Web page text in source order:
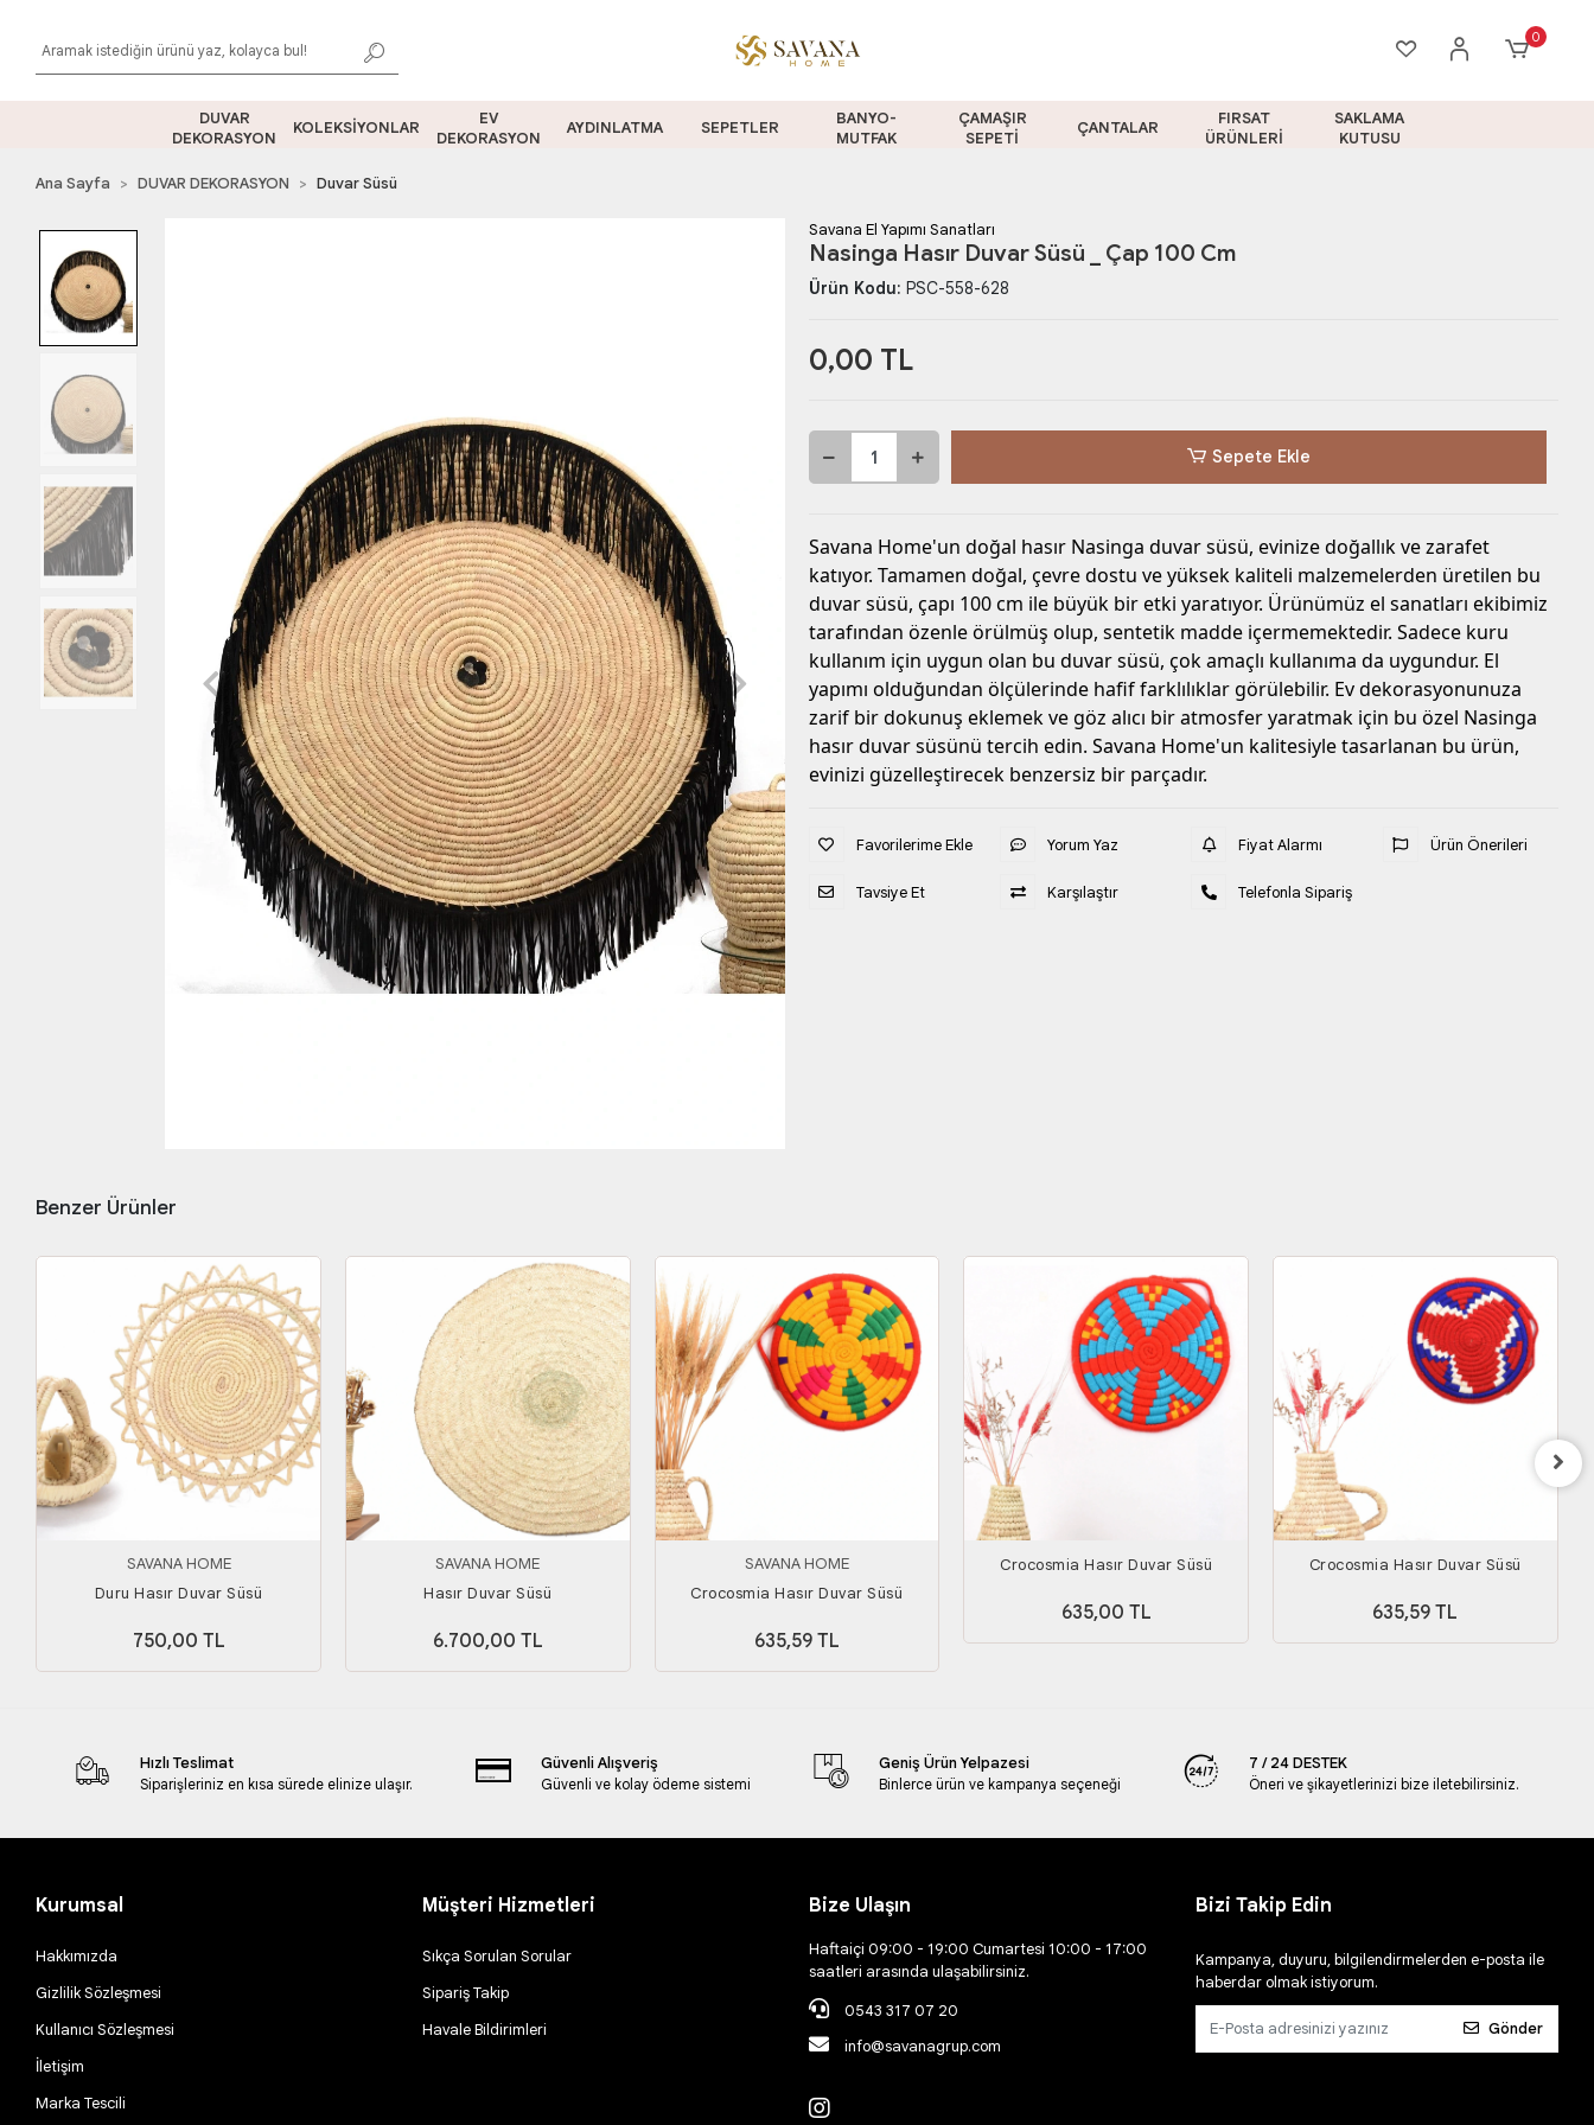
0
DUVAR
DEKORASYON
KOLEKSİYONLAR
EV
DEKORASYON
AYDINLATMA SEPETLER
BANYO-
MUTFAK
ÇAMAŞIR
SEPETİ
ÇANTALAR
FIRSAT
ÜRÜNLERİ
SAKLAMA
KUTUSU
Ana Sayfa DUVAR DEKORASYON Duvar Süsü
Savana El Yapımı Sanatları
Nasinga Hasır Duvar Süsü _ Çap 100 Cm
Ürün Kodu: PSC-558-628
0,00 TL
Sepete Ekle
Savana Home'un doğal hasır Nasinga duvar süsü, evinize doğallık ve zarafet
katıyor. Tamamen doğal, çevre dostu ve yüksek kaliteli malzemelerden üretilen bu
duvar süsü, çapı 100 cm ile büyük bir etki yaratıyor. Ürünümüz el sanatları ekibimiz
tarafından özenle örülmüş olup, sentetik madde içermemektedir. Sadece kuru
kullanım için uygun olan bu duvar süsü, çok amaçlı kullanıma da uygundur. El
yapımı olduğundan ölçülerinde hafif farklılıklar görülebilir. Ev dekorasyonunuza
zarif bir dokunuş eklemek ve göz alıcı bir atmosfer yaratmak için bu özel Nasinga
hasır duvar süsünü tercih edin. Savana Home'un kalitesiyle tasarlanan bu ürün,
evinizi güzelleştirecek benzersiz bir parçadır.
Favorilerime Ekle
Tavsiye Et
Yorum Yaz
Karşılaştır
Fiyat Alarmı
Telefonla Sipariş
Ürün Önerileri
Benzer Ürünler
SAVANA HOME
Duru Hasır Duvar Süsü
750,00 TL
SAVANA HOME
Hasır Duvar Süsü
6.700,00 TL
SAVANA HOME
Crocosmia Hasır Duvar Süsü
635,59 TL
Crocosmia Hasır Duvar Süsü
635,00 TL
Crocosmia Hasır Duvar Süsü
635,59 TL
Hızlı Teslimat
Siparişleriniz en kısa sürede elinize ulaşır.
Güvenli Alışveriş
Güvenli ve kolay ödeme sistemi
Geniş Ürün Yelpazesi
Binlerce ürün ve kampanya seçeneği
7 / 24 DESTEK
Öneri ve şikayetlerinizi bize iletebilirsiniz.
Kurumsal
Hakkımızda
Gizlilik Sözleşmesi
Kullanıcı Sözleşmesi
İletişim
Marka Tescili
Müşteri Hizmetleri
Sıkça Sorulan Sorular
Sipariş Takip
Havale Bildirimleri
Bize Ulaşın
Haftaiçi 09:00 - 19:00 Cumartesi 10:00 - 17:00
saatleri arasında ulaşabilirsiniz.
0543 317 07 20
info@savanagrup.com
Bizi Takip Edin
Kampanya, duyuru, bilgilendirmelerden e-posta ile
haberdar olmak istiyorum.
Gönder